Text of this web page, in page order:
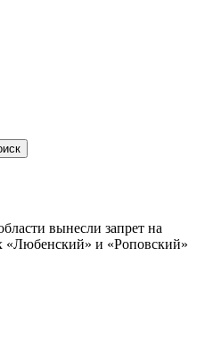
вынесли запрет на
«Любенский» и «Роповский»